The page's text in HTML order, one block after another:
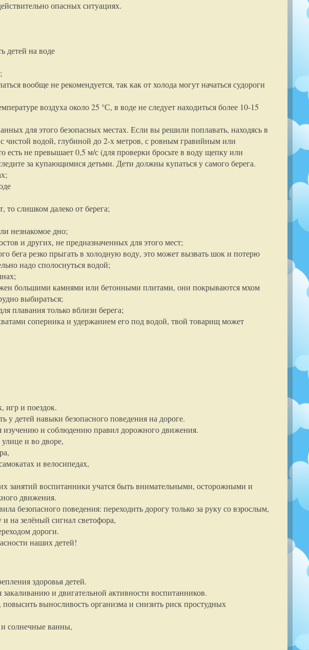
опасных ситуациях.
детей на воде
вообще не рекомендуется, так как от холода могут начаться судороги
воздуха около 25 °С, в воде не следует находиться более 10-15
для этого безопасных местах. Если вы решили поплавать, находясь в
чистой водой, глубиной до 2-х метров, с ровным гравийным или
есть не превышает 0,5 м/с (для проверки бросьте в воду щепку или
за купающимися детьми. Дети должны купаться у самого берега.
то слишком далеко от берега;
незнакомое дно;
и других, не предназначенных для этого мест;
бега резко прыгать в холодную воду, это может вызвать шок и потерю
надо сполоснуться водой;
большими камнями или бетонными плитами, они покрываются мхом
выбираться;
плавания только вблизи берега;
соперника и удержанием его под водой, твой товарищ может
игр и поездок.
у детей навыки безопасного поведения на дороге.
изучению и соблюдению правил дорожного движения.
и во дворе,
и велосипедах,
занятий воспитанники учатся быть внимательными, осторожными и
движения.
безопасного поведения: переходить дорогу только за руку со взрослым,
на зелёный сигнал светофора,
дороги.
наших детей!
здоровья детей.
и двигательной активности воспитанников.
выносливость организма и снизить риск простудных
солнечные ванны,